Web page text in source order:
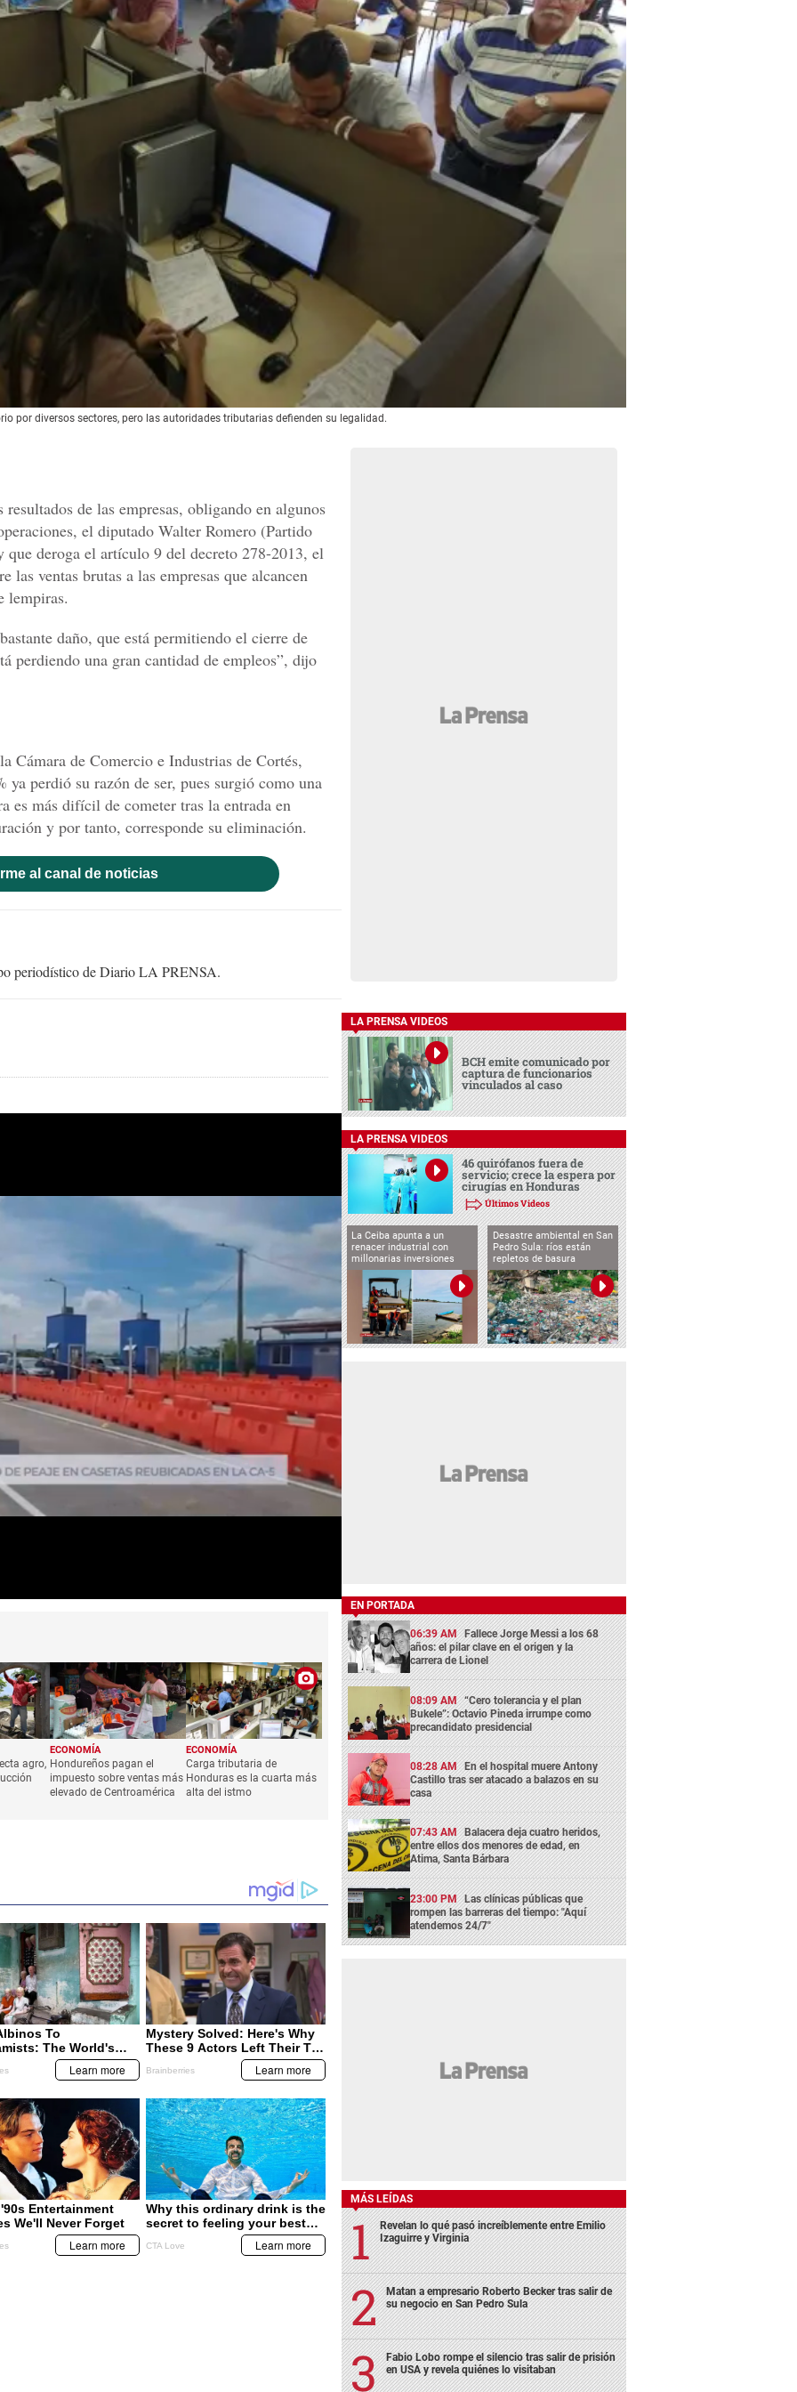
por diversos sectores, pero las autoridades tributarias defienden su legalidad.
de las empresas, obligando en algunos
el diputado Walter Romero (Partido
que deroga el artículo 9 del decreto 278-2013, el
las ventas brutas a las empresas que alcancen
lempiras.
daño, que está permitiendo el cierre de
perdiendo una gran cantidad de empleos”, dijo
Cámara de Comercio e Industrias de Cortés,
perdió su razón de ser, pues surgió como una
es más difícil de cometer tras la entrada en
y por tanto, corresponde su eliminación.
al canal de noticias
periodístico de Diario LA PRENSA.
ECONOMÍA
Hondureños pagan el
impuesto sobre ventas más
elevado de Centroamérica
ECONOMÍA
Carga tributaria de
Honduras es la cuarta más
alta del istmo
LA PRENSA VIDEOS
BCH emite comunicado por
captura de funcionarios
vinculados al caso
LA PRENSA VIDEOS
46 quirófanos fuera de
servicio; crece la espera por
cirugías en Honduras
Últimos Videos
La Ceiba apunta a un
renacer industrial con
millonarias inversiones
Desastre ambiental en San
Pedro Sula: ríos están
repletos de basura
EN PORTADA
06:39 AM Fallece Jorge Messi a los 68
años: el pilar clave en el origen y la
carrera de Lionel
08:09 AM “Cero tolerancia y el plan
Bukele”: Octavio Pineda irrumpe como
precandidato presidencial
08:28 AM En el hospital muere Antony
Castillo tras ser atacado a balazos en su
casa
07:43 AM Balacera deja cuatro heridos,
entre ellos dos menores de edad, en
Atima, Santa Bárbara
23:00 PM Las clínicas públicas que
rompen las barreras del tiempo: "Aquí
atendemos 24/7"
MÁS LEÍDAS
Revelan lo qué pasó increíblemente entre Emilio
Izaguirre y Virginia
Matan a empresario Roberto Becker tras salir de
su negocio en San Pedro Sula
Fabio Lobo rompe el silencio tras salir de prisión
en USA y revela quiénes lo visitaban